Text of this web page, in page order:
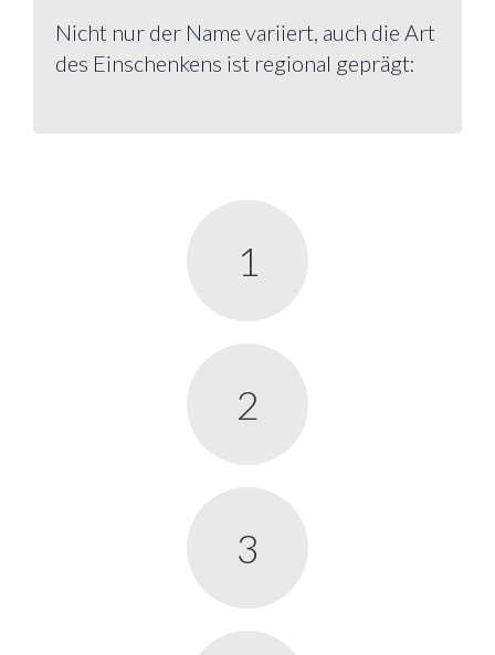
Nicht nur der Name variiert, auch die Art
des Einschenkens ist regional geprägt:
1
2
3